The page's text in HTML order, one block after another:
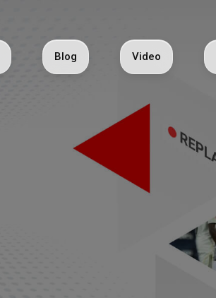
Blog Video